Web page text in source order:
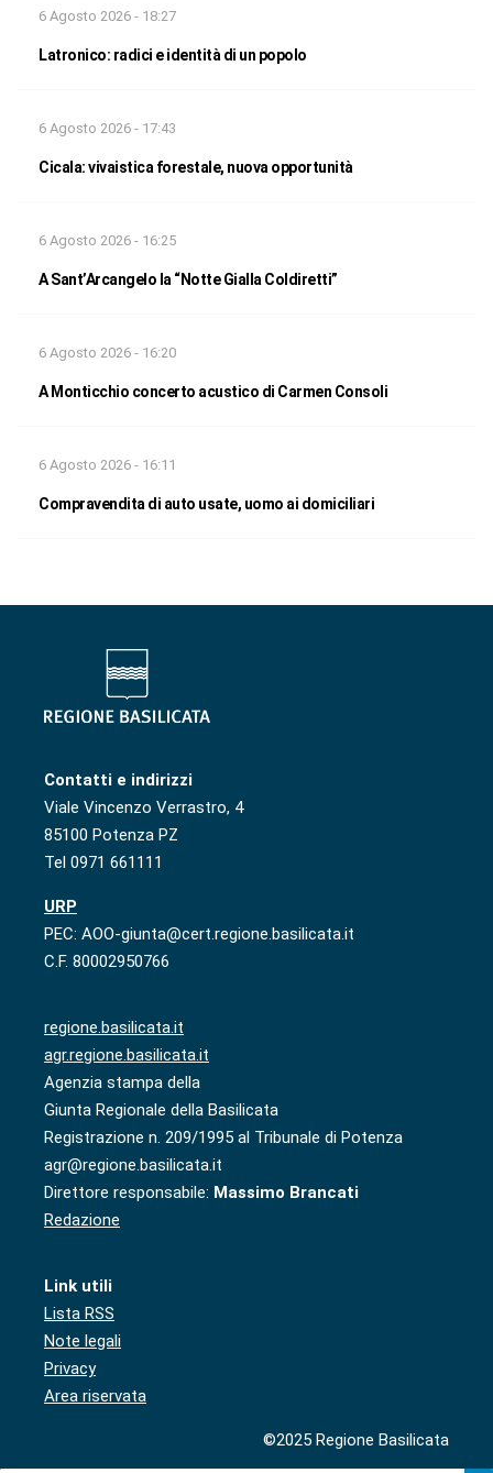
6 Agosto 2026 - 18:27
Latronico: radici e identità di un popolo
6 Agosto 2026 - 17:43
Cicala: vivaistica forestale, nuova opportunità
6 Agosto 2026 - 16:25
A Sant’Arcangelo la “Notte Gialla Coldiretti”
6 Agosto 2026 - 16:20
A Monticchio concerto acustico di Carmen Consoli
6 Agosto 2026 - 16:11
Compravendita di auto usate, uomo ai domiciliari
Contatti e indirizzi
Viale Vincenzo Verrastro, 4
85100 Potenza PZ
Tel 0971 661111
URP
PEC: AOO-giunta@cert.regione.basilicata.it
C.F. 80002950766
regione.basilicata.it
agr.regione.basilicata.it
Agenzia stampa della
Giunta Regionale della Basilicata
Registrazione n. 209/1995 al Tribunale di Potenza
agr@regione.basilicata.it
Direttore responsabile: Massimo Brancati
Redazione
Link utili
Lista RSS
Note legali
Privacy
Area riservata
©2025 Regione Basilicata